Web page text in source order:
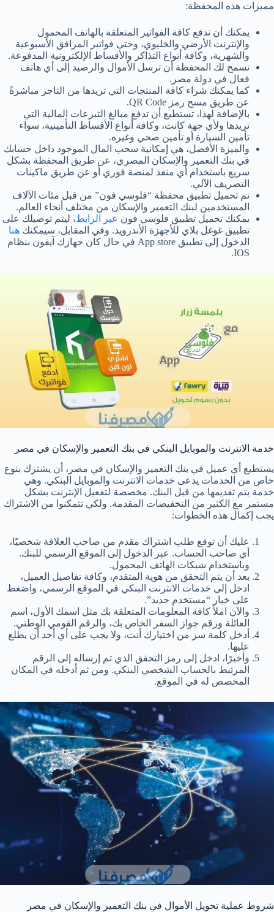
مميزات هذه المحفظة:
يمكنك أن تدفع كافة الفواتير المتعلقة بالهاتف المحمول
والإنترنت الأرضي والخليوي، وحتى فواتير المرافق الأسبوعية
والشهرية، وكافة أنواع التذاكر والأقساط الإلكترونية المدفوعة.
تسمح لك المحفظة أن ترسل الأموال والرصيد إلى أي هاتف
فعال في دولة مصر.
كما يمكنك شراء كافة المنتجات التي تريدها من التاجر مباشرةً
عن طريق مسح رمز QR Code.
بالإضافة لهذا، تستطيع أن تدفع مبالغ التبرعات المالية التي
تريدها ولأي جهة كانت، وكافة أنواع الأقساط التأمينية، سواء
تأمين السيارة أو تأمين صحي وغيره.
والميزة الأفضل، هي إمكانية سحب المال الموجود داخل حسابك
في بنك التعمير والإسكان المصري، عن طريق المحفظة بشكل
سريع باستخدام أي منفذ لمنصة فوري أو عن طريق ماكينات
التصريف الآلي.
تم تحميل تطبيق محفظة “فلوسي فون” من قبل مئات الآلاف
المستخدمين لبنك التعمير والإسكان من مختلف أنحاء العالم.
يمكنك تحميل تطبيق فلوسي فون عبر الرابط، ليتم توصيلك على
تطبيق غوغل بلاي للأجهزة الأندرويد. وفي المقابل، سيمكنك هنا
الدخول إلى تطبيق App store في حال كان جهازك آيفون بنظام
IOS.
خدمة الانترنت والموبايل البنكي في بنك التعمير والإسكان في مصر
يستطيع أي عميل في بنك التعمير والإسكان في مصر، أن يشترك بنوع
خاص من الخدمات يدعى خدمات الانترنت والموبايل البنكي. وهي
خدمة يتم تقديمها من قبل البنك. مخصصة لتفعيل الإنترنت بشكل
مستمر مع الكثير من التخفيضات المقدمة. ولكي تتمكنوا من الاشتراك
يجب إكمال هذه الخطوات:
عليك أن توقع طلب اشتراك مقدم من صاحب العلاقة شخصيًا،
أي صاحب الحساب. عبر الدخول إلى الموقع الرسمي للبنك.
وباستخدام شبكات الهاتف المحمول.
بعد أن يتم التحقق من هوية المتقدم، وكافة تفاصيل العميل،
ادخل إلى خدمات الانترنت البنكي في الموقع الرسمي، واضغط
على خيار “مستخدم جديد”.
والآن املأ كافة المعلومات المتعلقة بك مثل اسمك الأول، اسم
العائلة ورقم جواز السفر الخاص بك، والرقم القومي الوطني.
أدخل كلمة سر من اختيارك أنت، ولا يجب على أي أحد أن يطلع
عليها.
وأخيرًا، ادخل إلى رمز التحقق الذي تم إرساله إلى الرقم
المرتبط بالحساب الشخصي البنكي. ومن ثم أدخله في المكان
المخصص له في الموقع.
شروط عملية تحويل الأموال في بنك التعمير والإسكان في مصر